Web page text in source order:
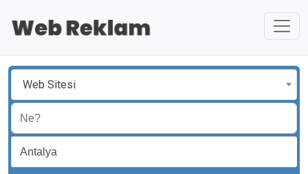
Web Sitesi